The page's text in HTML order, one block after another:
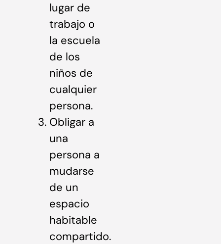
lugar de
trabajo o
la escuela
de los
niños de
cualquier
persona.
Obligar a
una
persona a
mudarse
de un
espacio
habitable
compartido.